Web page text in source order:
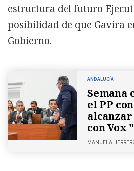
estructura del futuro
posibilidad de que Gavira
Gobierno.
ANDALUCÍA
Semana
el PP
alcanzar
con Vox
MANUELA